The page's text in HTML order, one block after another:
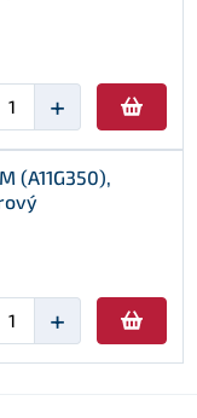
+
(A11G350),
+